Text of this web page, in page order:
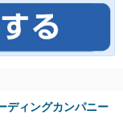
ディングカンパニー